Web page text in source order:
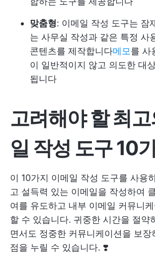
맞춤형: 이메일 작성 도구는 잠
는 사무실 작성과 같은 특정 사
콘텐츠를 제작합니다메모를 사
이 일반적이지 않고 의도한 대
됩니다
고려해야 할 최
일 작성 도구 10
이 10가지 이메일 작성 도구를 사용
고 설득력 있는 이메일을 작성하여
여를 유도하고 내부 이메일 커뮤니
할 수 있습니다. 귀중한 시간을 절약
면서도 정중한 커뮤니케이션을 보장
점을 누릴 수 있습니다. ❣️